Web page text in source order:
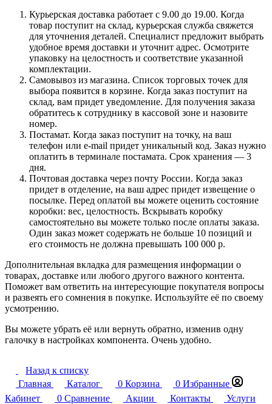
Курьерская доставка работает с 9.00 до 19.00. Когда
товар поступит на склад, курьерская служба свяжется
для уточнения деталей. Специалист предложит выбрать
удобное время доставки и уточнит адрес. Осмотрите
упаковку на целостность и соответствие указанной
комплектации.
Самовывоз из магазина. Список торговых точек для
выбора появится в корзине. Когда заказ поступит на
склад, вам придет уведомление. Для получения заказа
обратитесь к сотруднику в кассовой зоне и назовите
номер.
Постамат. Когда заказ поступит на точку, на ваш
телефон или e-mail придет уникальный код. Заказ нужно
оплатить в терминале постамата. Срок хранения — 3
дня.
Почтовая доставка через почту России. Когда заказ
придет в отделение, на ваш адрес придет извещение о
посылке. Перед оплатой вы можете оценить состояние
коробки: вес, целостность. Вскрывать коробку
самостоятельно вы можете только после оплаты заказа.
Один заказ может содержать не больше 10 позиций и
его стоимость не должна превышать 100 000 р.
Дополнительная вкладка для размещения информации о
товарах, доставке или любого другого важного контента.
Поможет вам ответить на интересующие покупателя вопросы
и развеять его сомнения в покупке. Используйте её по своему
усмотрению.
Вы можете убрать её или вернуть обратно, изменив одну
галочку в настройках компонента. Очень удобно.
Назад к списку
Главная
Каталог 0 Корзина 0 Избранные
Кабинет
0 Сравнение Акции Контакты
Услуги